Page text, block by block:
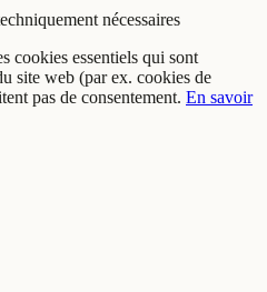
nécessaires
cookies essentiels qui sont
site web (par ex. cookies de
pas de consentement. En savoir